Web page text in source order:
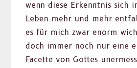
wenn diese Erken­nt­nis sich
Leben mehr und mehr
es für mich zwar enorm
doch immer noch nur eine
Facette von Gottes